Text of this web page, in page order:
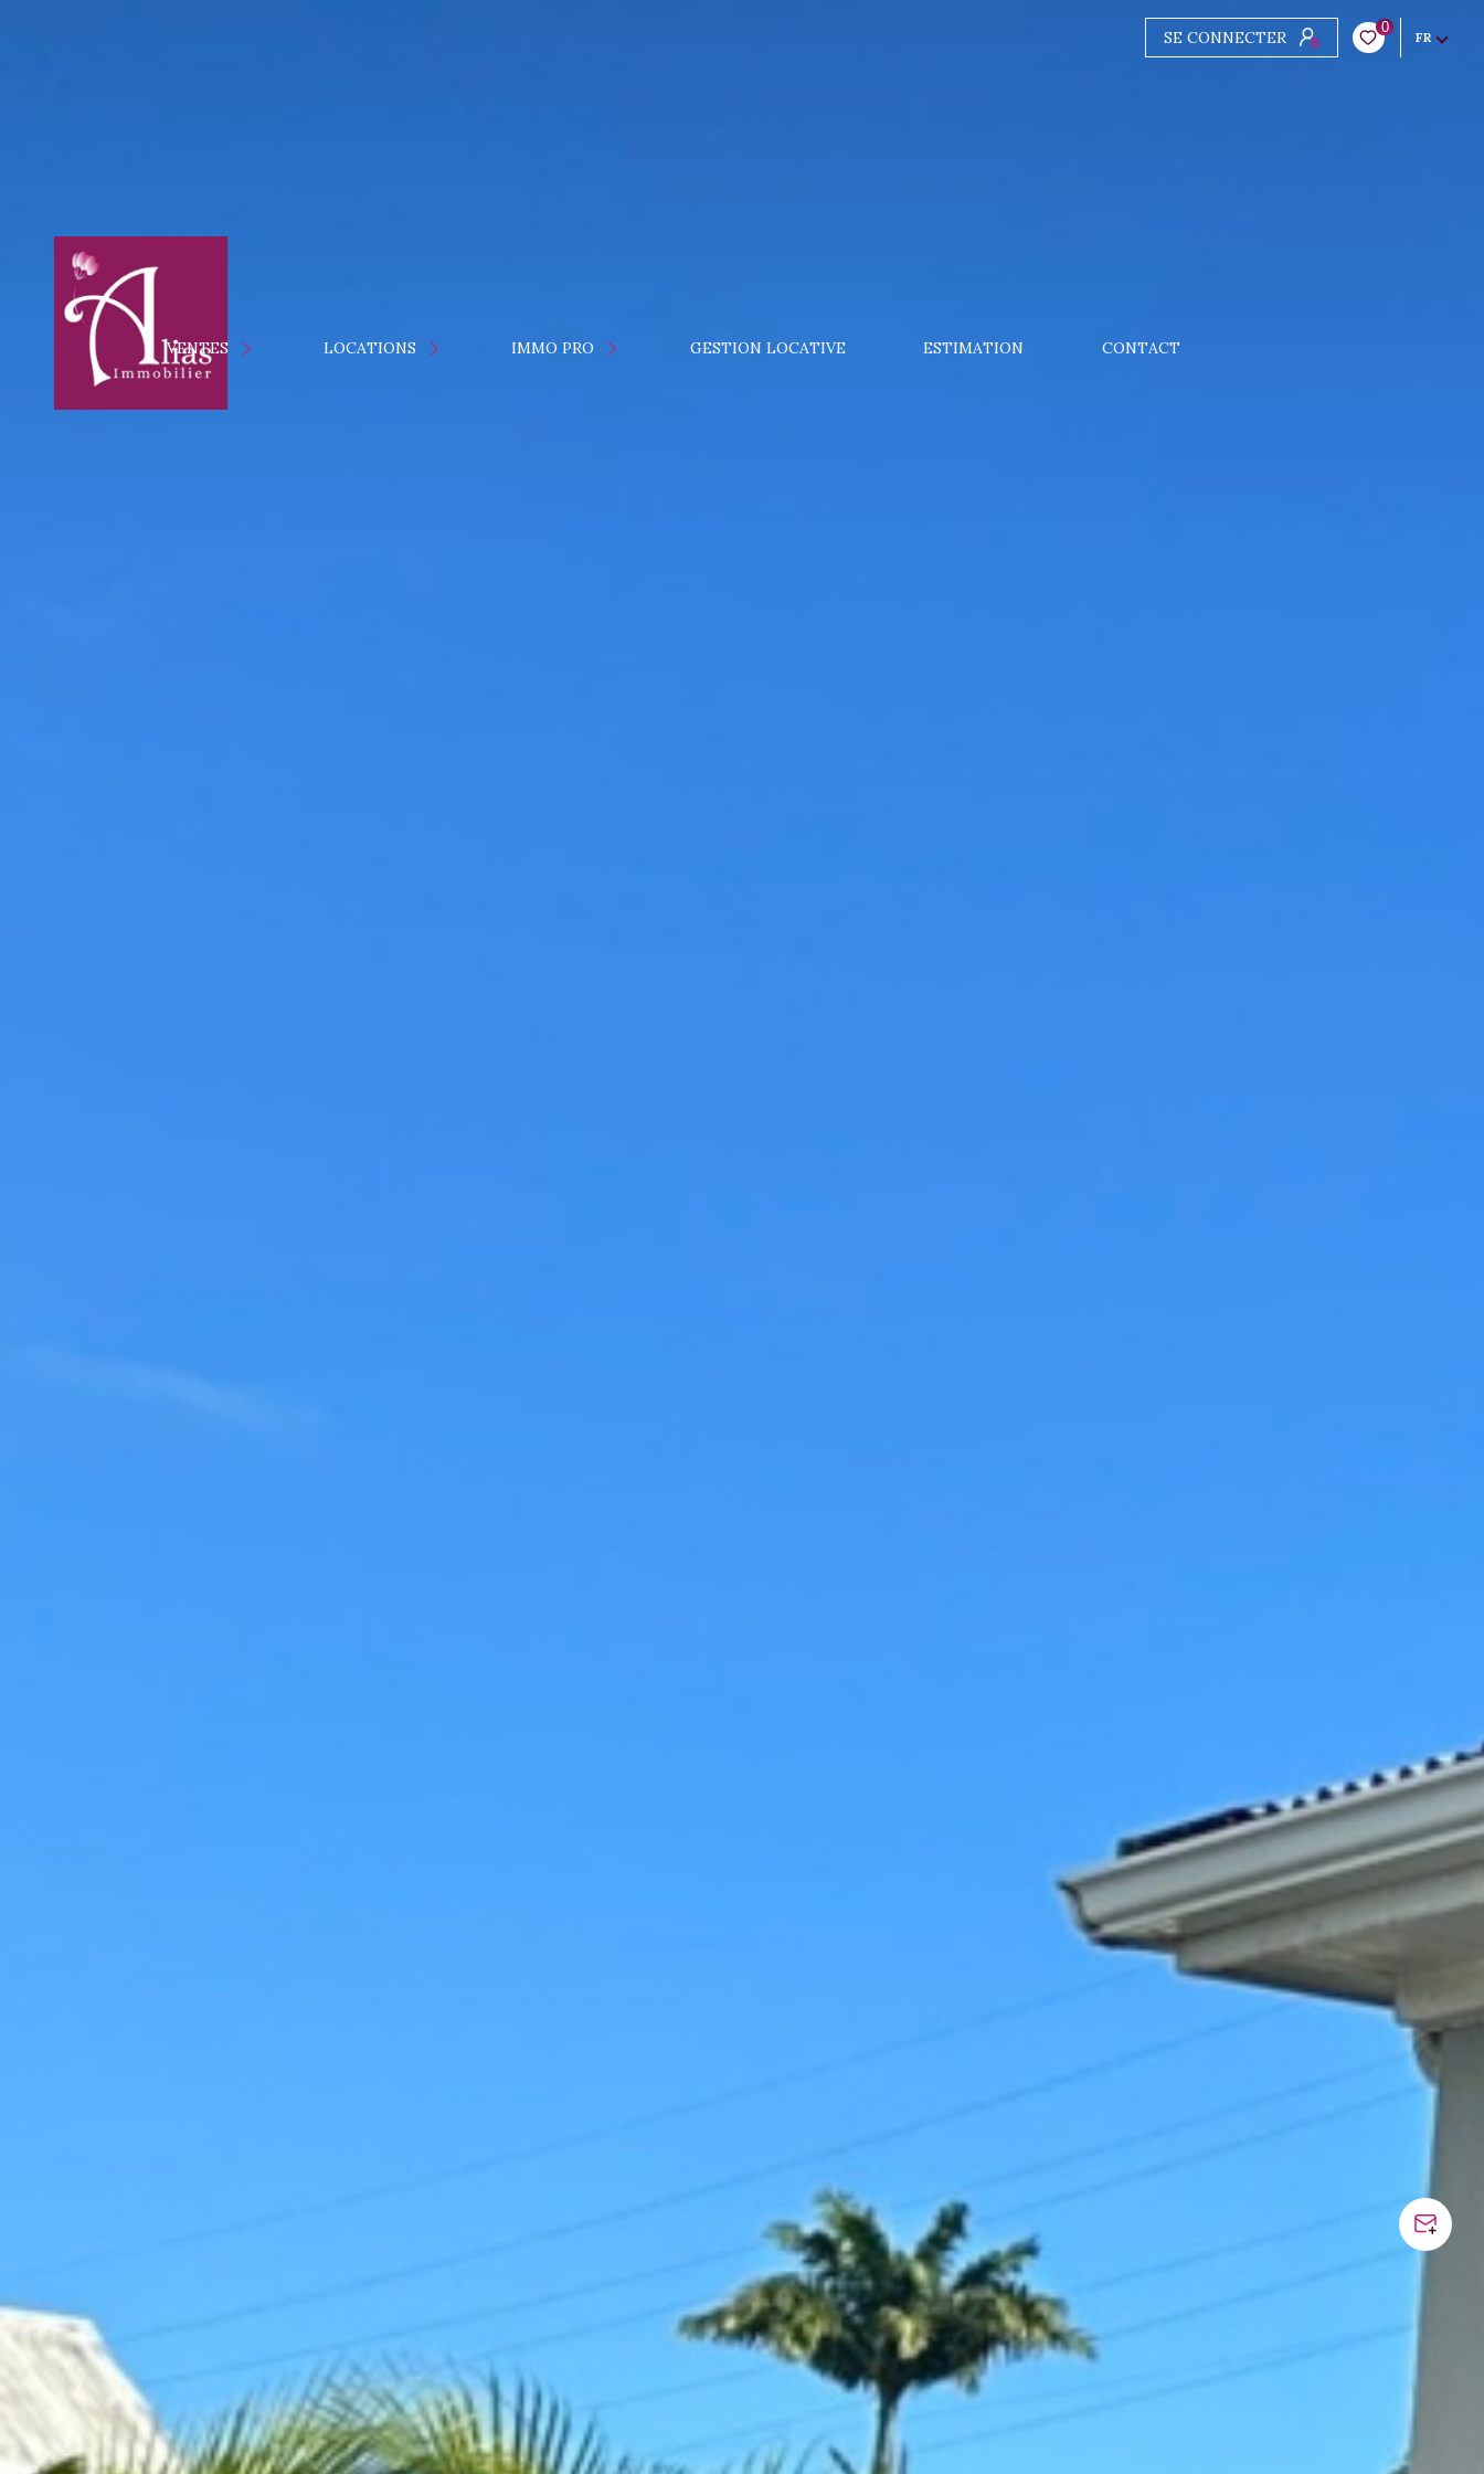
SE CONNECTER
0
FR
VENTES
MAISONS
APPARTEMENTS
TERRAINS
IMMEUBLES
LOCATIONS
MAISONS IMMO PRO
LOCATION GESTION LOCATIVE ESTIMATION CONTACT